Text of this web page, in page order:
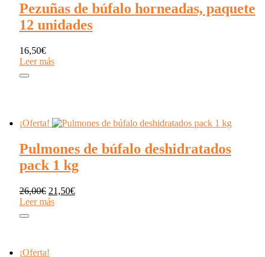
Pezuñas de búfalo horneadas, paquete
12 unidades
16,50€
Leer más
¡Oferta!
Pulmones de búfalo deshidratados
pack 1 kg
26,00€ El
precio
21,50€El
Leer más
¡Oferta!